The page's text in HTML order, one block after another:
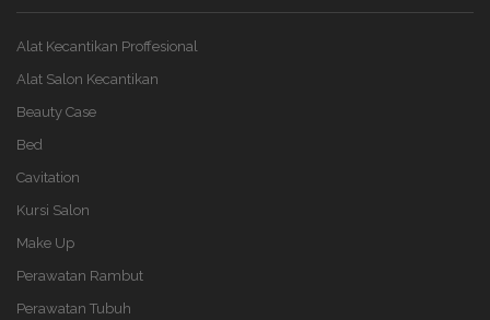
Alat Kecantikan Proffesional
Alat Salon Kecantikan
Beauty Case
Bed
Cavitation
Kursi Salon
Make Up
Perawatan Rambut
Perawatan Tubuh